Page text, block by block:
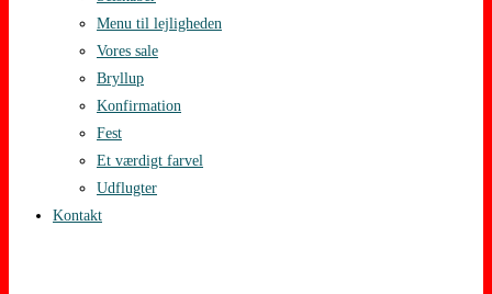
Menu til lejligheden
Vores sale
Bryllup
Konfirmation
Fest
Et værdigt farvel
Udflugter
Kontakt